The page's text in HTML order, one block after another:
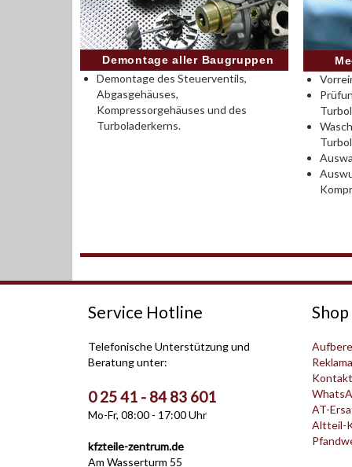
Demontage aller Baugruppen
Demontage des Steuerventils,
Abgasgehäuses,
Kompressorgehäuses und des
Turboladerkerns.
Service Hotline
Telefonische Unterstützung und
Beratung unter:
0 25 41 - 84 83 601
Mo-Fr, 08:00 - 17:00 Uhr
kfzteile-zentrum.de
Am Wasserturm 55
Kontakt
AT-
Altteil-